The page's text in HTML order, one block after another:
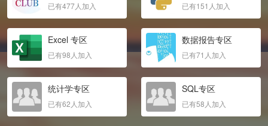
已有477人加入 已有151人加入
Excel 专区
已有98人加入
数据报告专区
已有71人加入
统计学专区
已有62人加入
SQL专区
已有58人加入